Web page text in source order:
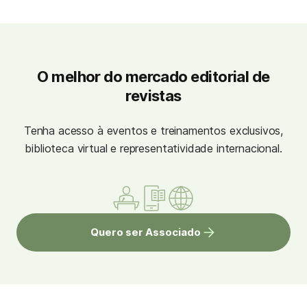
O melhor do mercado editorial de
revistas
Tenha acesso à eventos e treinamentos exclusivos,
biblioteca virtual e representatividade internacional.
Quero ser Associado